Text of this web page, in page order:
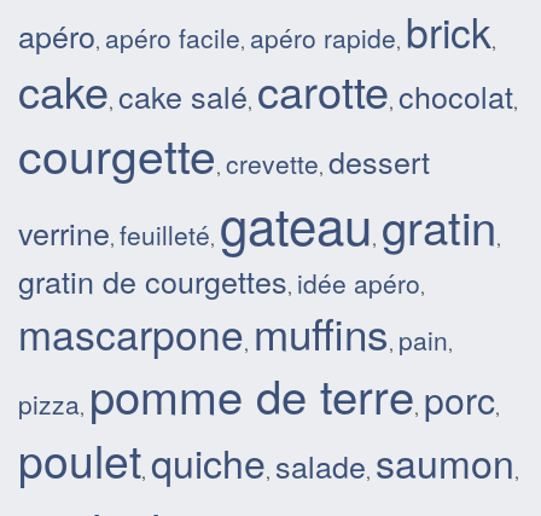
apéro, apéro facile, apéro rapide, brick,
cake, cake salé, carotte, chocolat,
courgette, crevette, dessert
verrine, feuilleté, gateau, gratin,
gratin de courgettes, idée apéro,
mascarpone, muffins, pain,
pizza, pomme de terre, porc,
poulet, quiche, salade, saumon,